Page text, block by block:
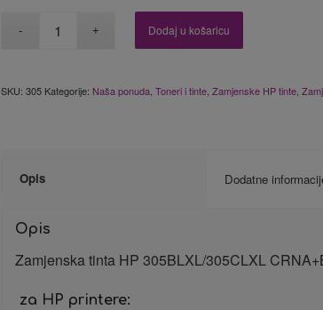
Dodaj u košaricu
SKU:305 Kategorije: Naša ponuda ,Toneri i tinte ,Zamjenske HP tinte ,
Opis Dodatne
Opis
Zamjenska tinta HP 305BLXL/305CLXL
za HP printere: